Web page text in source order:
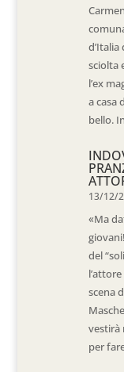
sciolta
l’ex
a casa
bello.
13/12/
«Ma
del
scena
vestirà
per